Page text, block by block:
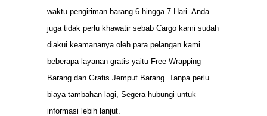
waktu pengiriman barang 6 hingga 7 Hari. Anda
juga tidak perlu khawatir sebab Cargo kami sudah
diakui keamananya oleh para pelangan kami
beberapa layanan gratis yaitu Free Wrapping
Barang dan Gratis Jemput Barang. Tanpa perlu
biaya tambahan lagi, Segera hubungi untuk
informasi lebih lanjut.